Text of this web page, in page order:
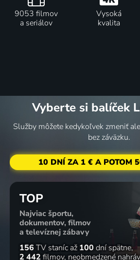
9053 filmov
a seriálov
Vysoká
kvalita
Vyberte si balíček
Služby môžete kedykoľvek zmeniť
bez záväzku.
10 DNÍ ZA 1 € A POTOM
TOP
Najviac športu,
dokumentov, filmov
a televíznej zábavy
156 TV staníc až 100 dní spätne
2 442 filmov neobmedzené